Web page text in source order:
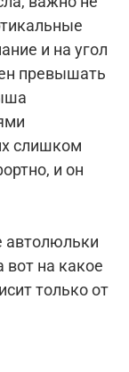
и на угол
превышать
слишком
и он
автолюльки
на какое
только от